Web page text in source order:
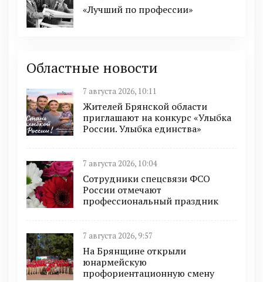
«Лучший по профессии»
Областные новости
7 августа 2026, 10:11
Жителей Брянской области
приглашают на конкурс «Улыбка
России. Улыбка единства»
7 августа 2026, 10:04
Сотрудники спецсвязи ФСО
России отмечают
профессиональный праздник
7 августа 2026, 9:57
На Брянщине открыли
юнармейскую
профориентационную смену